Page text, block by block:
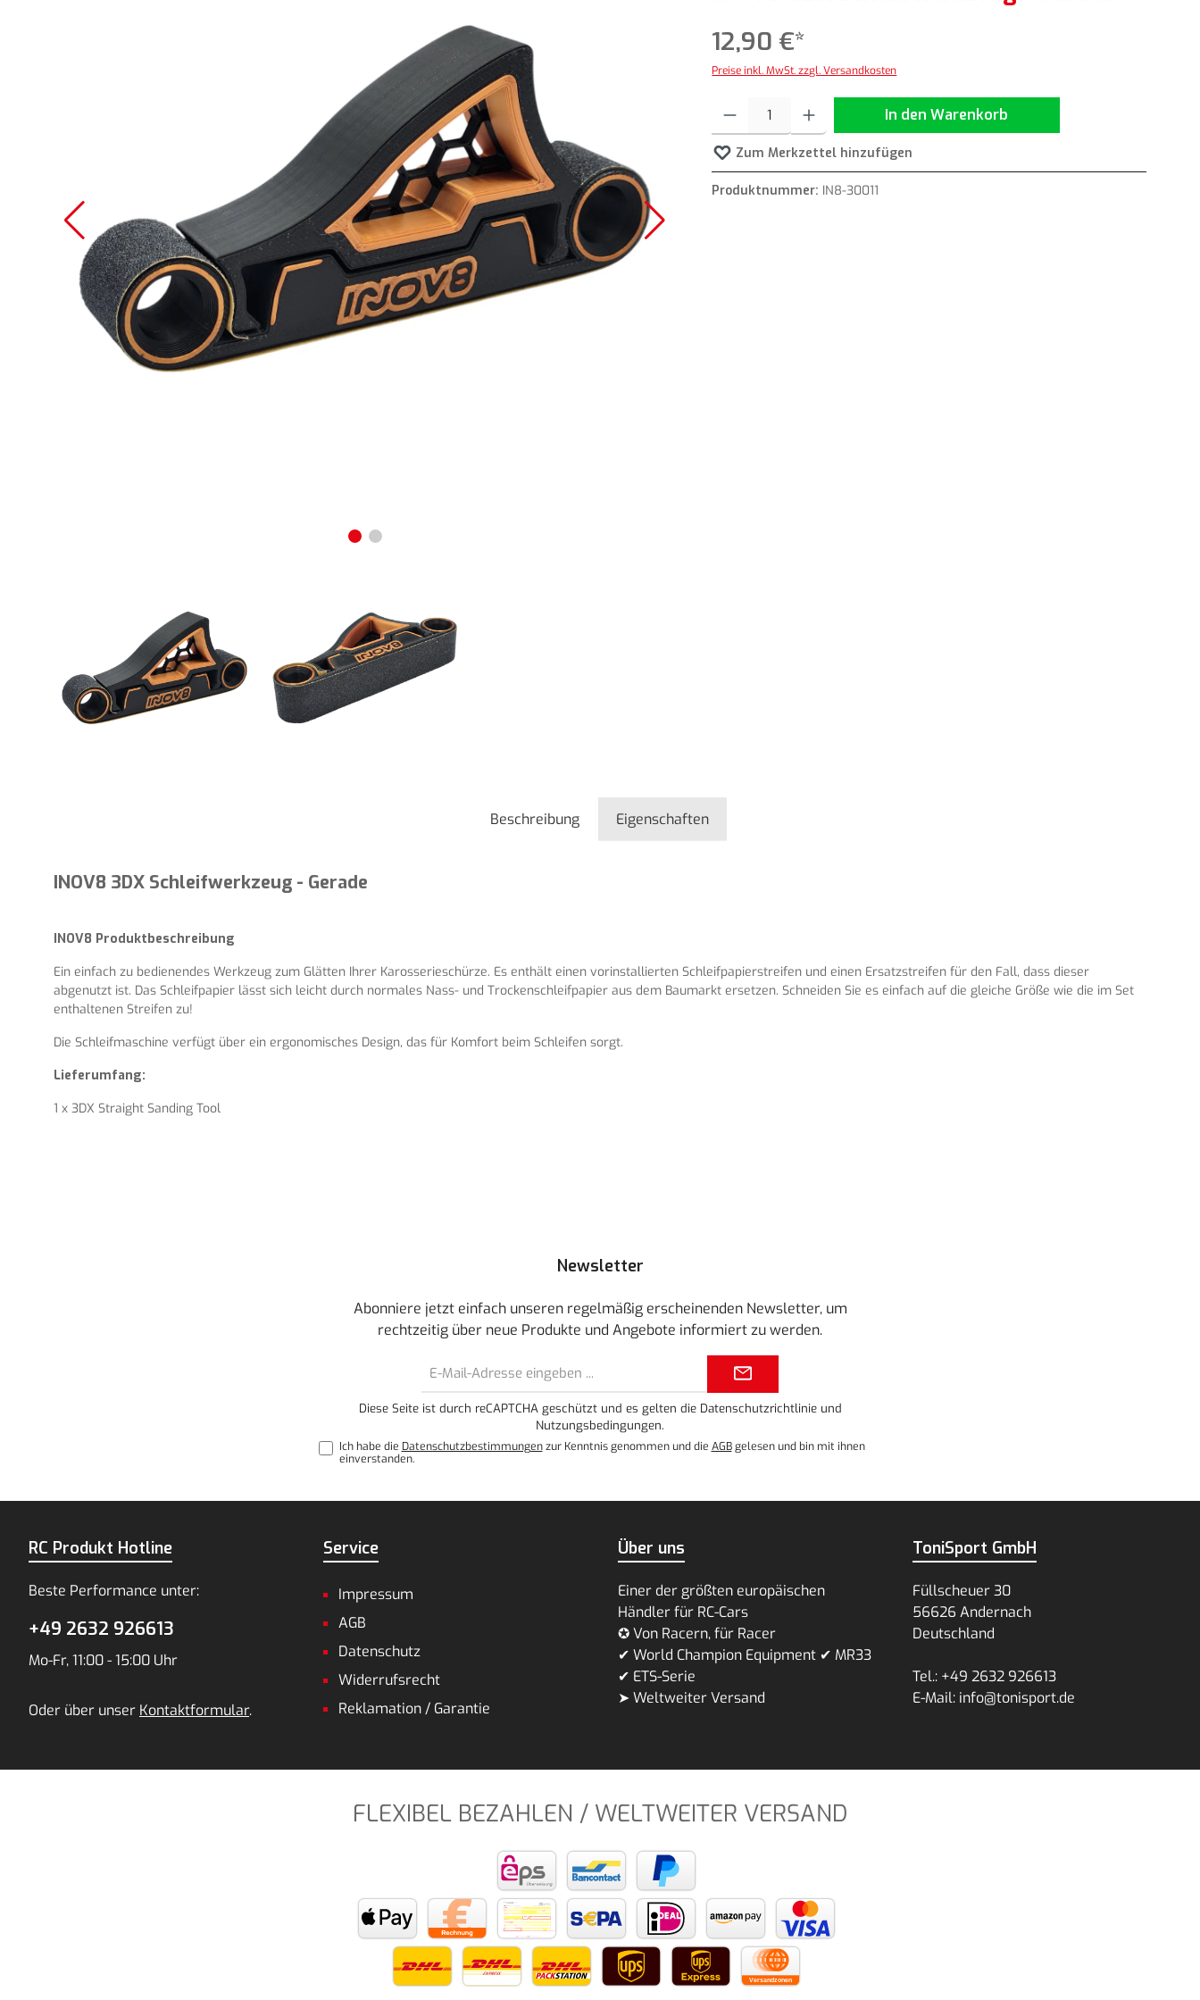
12,90 €*
Preise inkl. MwSt. zzgl. Versandkosten
In den Warenkorb
Zum Merkzettel hinzufügen
Produktnummer: IN8-30011
Beschreibung Eigenschaften
INOV8 3DX Schleifwerkzeug - Gerade
INOV8 Produktbeschreibung
Ein einfach zu bedienendes Werkzeug zum Glätten Ihrer Karosserieschürze. Es enthält einen vorinstallierten Schleifpapierstreifen und einen Ersatzstreifen für den Fall, dass dieser
abgenutzt ist. Das Schleifpapier lässt sich leicht durch normales Nass- und Trockenschleifpapier aus dem Baumarkt ersetzen. Schneiden Sie es einfach auf die gleiche Größe wie die im Set
enthaltenen Streifen zu!
Die Schleifmaschine verfügt über ein ergonomisches Design, das für Komfort beim Schleifen sorgt.
Lieferumfang:
1 x 3DX Straight Sanding Tool
Newsletter
Abonniere jetzt einfach unseren regelmäßig erscheinenden Newsletter, um
rechtzeitig über neue Produkte und Angebote informiert zu werden.
Mail-
Diese Seite ist durch reCAPTCHA geschützt und es gelten die Datenschutzrichtlinieund
Nutzungsbedingungen.
Ich habe die Datenschutzbestimmungenzur Kenntnis genommen und die AGBgelesen und bin mit ihnen
einverstanden.
RC Produkt Hotline
Beste Performance unter:
+49 2632 926613
Mo-Fr, 11:00 - 15:00 Uhr
Oder über unser Kontaktformular.
Service
Impressum
AGB
Datenschutz
Widerrufsrecht
Reklamation / Garantie
Über uns
Einer der größten europäischen
Händler für RC-Cars
✪ Von Racern, für Racer
✔ World Champion Equipment ✔ MR33
✔ ETS-Serie
➤ Weltweiter Versand
ToniSport GmbH
Füllscheuer 30
56626 Andernach
Deutschland
Tel.: +49 2632 926613
E-Mail: info@tonisport.de
FLEXIBEL BEZAHLEN / WELTWEITER VERSAND